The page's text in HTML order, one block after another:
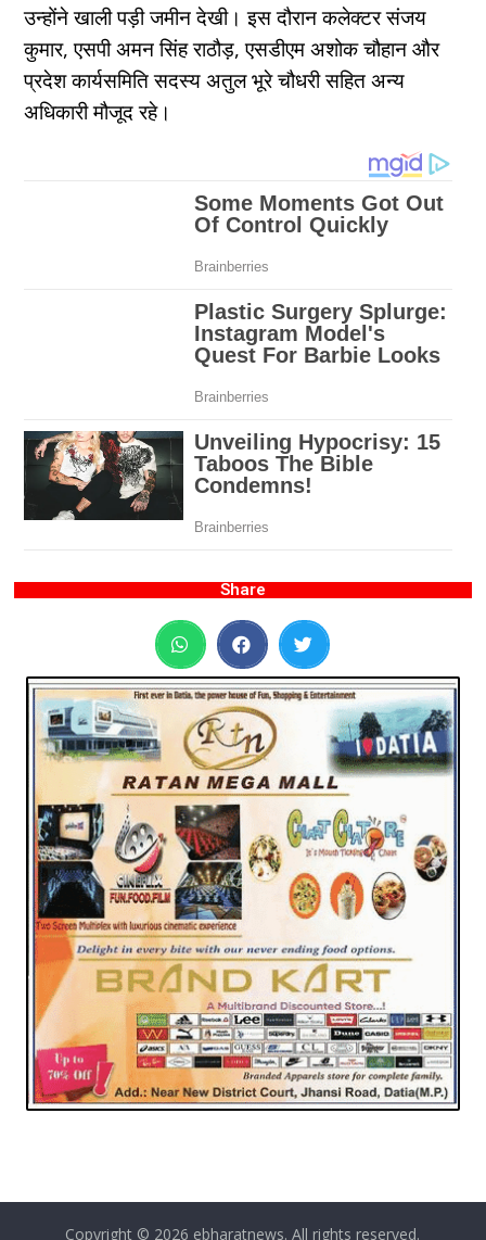
उन्होंने खाली पड़ी जमीन देखी। इस दौरान कलेक्टर संजय
कुमार, एसपी अमन सिंह राठौड़, एसडीएम अशोक चौहान और
प्रदेश कार्यसमिति सदस्य अतुल भूरे चौधरी सहित अन्य
अधिकारी मौजूद रहे।
Share
Copyright © 2026 ebharatnews. All rights reserved.